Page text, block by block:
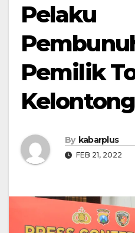
Pelaku
Pemilik
By kabarplus
FEB 21, 2022